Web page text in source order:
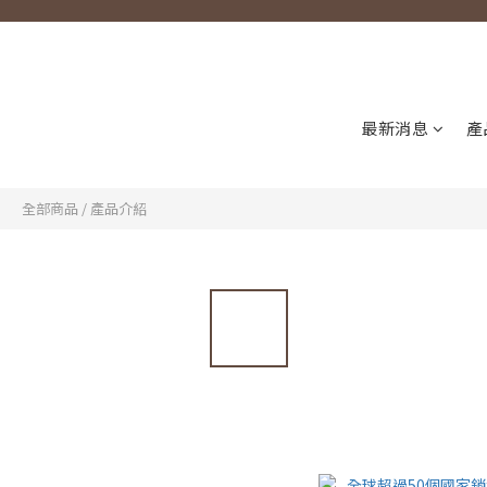
最新消息
全部商品 / 產品介紹